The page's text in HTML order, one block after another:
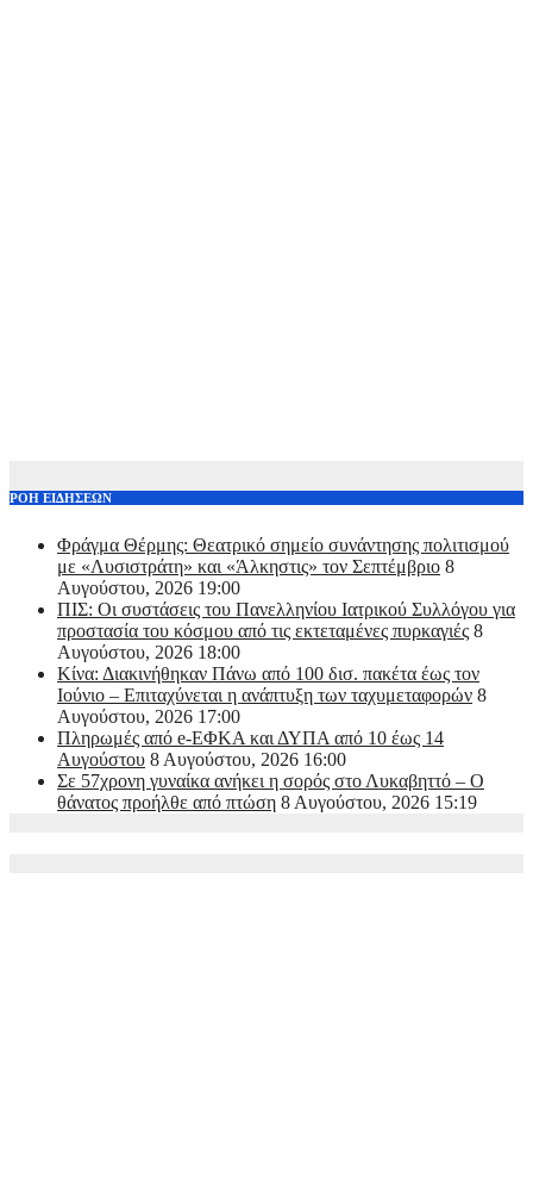
ΡΟΗ ΕΙΔΗΣΕΩΝ
Φράγμα Θέρμης: Θεατρικό σημείο συνάντησης πολιτισμού
με «Λυσιστράτη» και «Άλκηστις» τον Σεπτέμβριο 8
Αυγούστου, 2026 19:00
ΠΙΣ: Οι συστάσεις του Πανελληνίου Ιατρικού Συλλόγου για
προστασία του κόσμου από τις εκτεταμένες πυρκαγιές 8
Αυγούστου, 2026 18:00
Κίνα: Διακινήθηκαν Πάνω από 100 δισ. πακέτα έως τον
Ιούνιο – Επιταχύνεται η ανάπτυξη των ταχυμεταφορών 8
Αυγούστου, 2026 17:00
Πληρωμές από e-ΕΦΚΑ και ΔΥΠΑ από 10 έως 14
Αυγούστου 8 Αυγούστου, 2026 16:00
Σε 57χρονη γυναίκα ανήκει η σορός στο Λυκαβηττό – Ο
θάνατος προήλθε από πτώση 8 Αυγούστου, 2026 15:19